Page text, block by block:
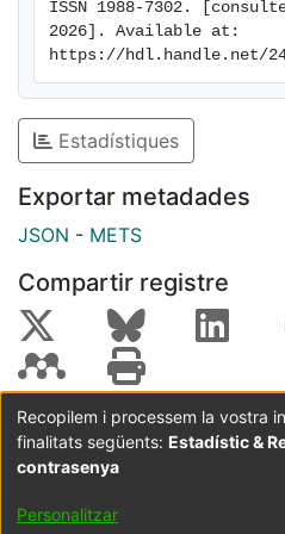
ISSN 1988-7302.
2026]. Available at:
https://hdl.handle.net/
Estadístiques
Exportar metadades
JSON - METS
Compartir registre
Coordinació:CRAI UB Avís legal
Metadades
subjectes a:
Configuració
de cookies
privadesa
Recopilem i processem la vostra
finalitats següents: Estadístic &
contrasenya
Personalitzar